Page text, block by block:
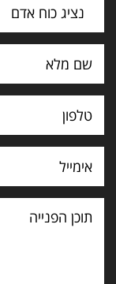
נציג כוח אדם
תוכן
הפנייה